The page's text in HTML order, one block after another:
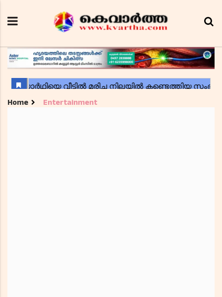
Home Entertainment